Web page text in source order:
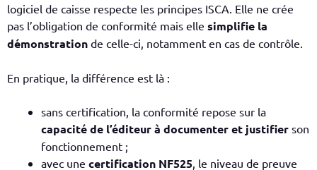
logiciel de caisse respecte les principes ISCA. Elle ne crée
pas l’obligation de conformité mais elle simplifie la
démonstration de celle-ci, notamment en cas de contrôle.
En pratique, la différence est là :
sans certification, la conformité repose sur la
capacité de l’éditeur à documenter et justifier son
fonctionnement ;
avec une certification NF525, le niveau de preuve